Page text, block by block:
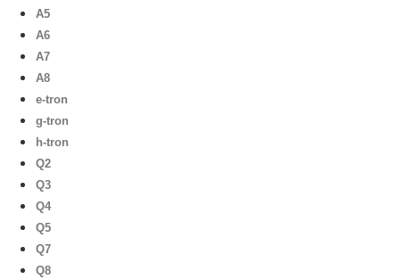
A5
A6
A7
A8
e-tron
g-tron
h-tron
Q2
Q3
Q4
Q5
Q7
Q8